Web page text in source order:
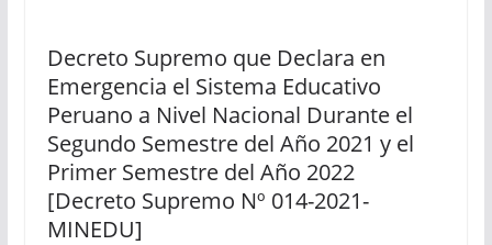
Decreto Supremo que Declara en
Emergencia el Sistema Educativo
Peruano a Nivel Nacional Durante el
Segundo Semestre del Año 2021 y el
Primer Semestre del Año 2022
[Decreto Supremo Nº 014-2021-
MINEDU]